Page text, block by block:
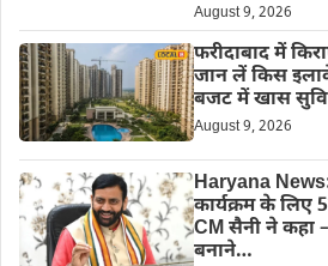
August 9, 2026
फरीदाबाद में
जान लें किस
बजट में खास
August 9, 2026
Haryana News:
कार्यक्रम के लिए
CM सैनी ने कहा
बनाने…